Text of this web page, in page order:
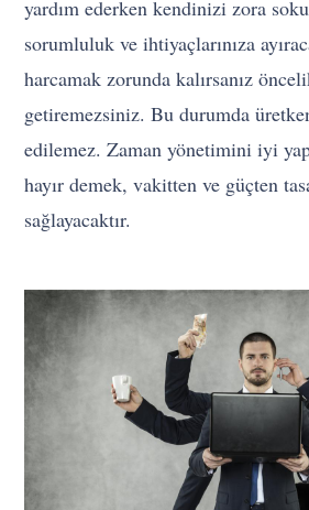
yardım ederken kendinizi zora
sorumluluk ve ihtiyaçlarınıza
harcamak zorunda kalırsanız
getiremezsiniz. Bu durumda
edilemez. Zaman yönetimini iyi
hayır demek, vakitten ve güçten
sağlayacaktır.